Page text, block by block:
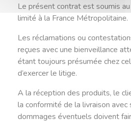
Le présent contrat est soumis
limité à la France Métropolitaine.
Les réclamations ou
reçues avec une bienveillance
étant toujours présumée chez
d’exercer le litige.
A la réception des produits, le
la conformité de la livraison avec
dommages éventuels doivent